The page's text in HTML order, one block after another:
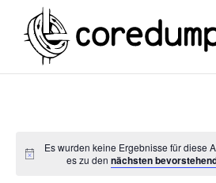
Es wurden keine Ergebnisse für diese
es zu den nächsten